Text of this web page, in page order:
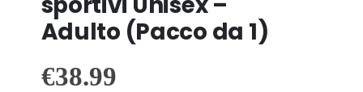
Adulto (Pacco da 1)
€38.99